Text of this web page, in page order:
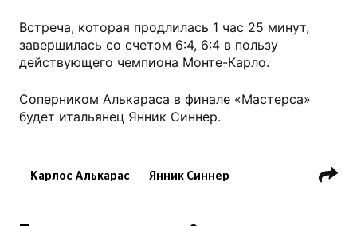
Встреча, которая продлилась 1 час 25 минут,
завершилась со счетом 6:4, 6:4 в пользу
действующего чемпиона Монте-Карло.
Соперником Алькараса в финале «Мастерса»
будет итальянец Янник Синнер.
Карлос Алькарас Янник Синнер